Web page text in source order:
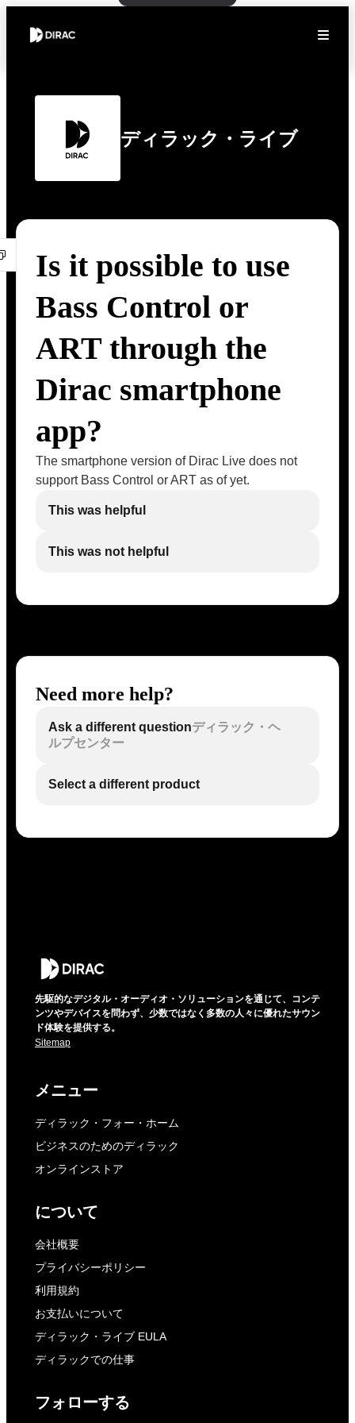
ディラック・ライブ
Is it possible to use
Bass Control or
ART through the
Dirac smartphone
app?
The smartphone version of Dirac Live does not
support Bass Control or ART as of yet.
This was helpful
This was not helpful
Need more help?
Ask a different questionディラック・ヘ
ルプセンター
Select a different product
先駆的なデジタル・オーディオ・ソリューションを通じて、コンテ
ンツやデバイスを問わず、少数ではなく多数の人々に優れたサウン
ド体験を提供する。
Sitemap
メニュー
ディラック・フォー・ホーム
ビジネスのためのディラック
オンラインストア
について
会社概要
プライバシーポリシー
利用規約
お支払いについて
ディラック・ライブ EULA
ディラックでの仕事
フォローする